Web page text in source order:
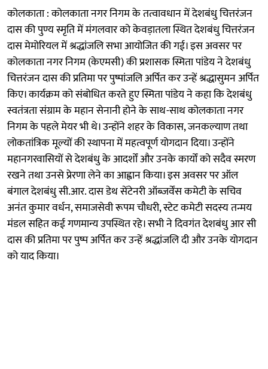
कोलकाता : कोलकाता नगर निगम के तत्वावधान में देशबंधु चित्तरंजन
दास की पुण्य स्मृति में मंगलवार को केवड़ातला स्थित देशबंधु चित्तरंजन
दास मेमोरियल में श्रद्धांजलि सभा आयोजित की गई। इस अवसर पर
कोलकाता नगर निगम (केएमसी) की प्रशासक स्मिता पांडेय ने देशबंधु
चित्तरंजन दास की प्रतिमा पर पुष्पांजलि अर्पित कर उन्हें श्रद्धासुमन अर्पित
किए। कार्यक्रम को संबोधित करते हुए स्मिता पांडेय ने कहा कि देशबंधु
स्वतंत्रता संग्राम के महान सेनानी होने के साथ-साथ कोलकाता नगर
निगम के पहले मेयर भी थे। उन्होंने शहर के विकास, जनकल्याण तथा
लोकतांत्रिक मूल्यों की स्थापना में महत्वपूर्ण योगदान दिया। उन्होंने
महानगरवासियों से देशबंधु के आदर्शों और उनके कार्यों को सदैव स्मरण
रखने तथा उनसे प्रेरणा लेने का आह्वान किया। इस अवसर पर ऑल
बंगाल देशबंधु सी.आर. दास डेथ सेंटेनरी ऑब्जर्वेंस कमेटी के सचिव
अनंत कुमार वर्धन, समाजसेवी रूपम चौधरी, स्टेट कमेटी सदस्य तन्मय
मंडल सहित कई गणमान्य उपस्थित रहे। सभी ने दिवगंत देशबंधु आर सी
दास की प्रतिमा पर पुष्प अर्पित कर उन्हें श्रद्धांजलि दी और उनके योगदान
को याद किया।